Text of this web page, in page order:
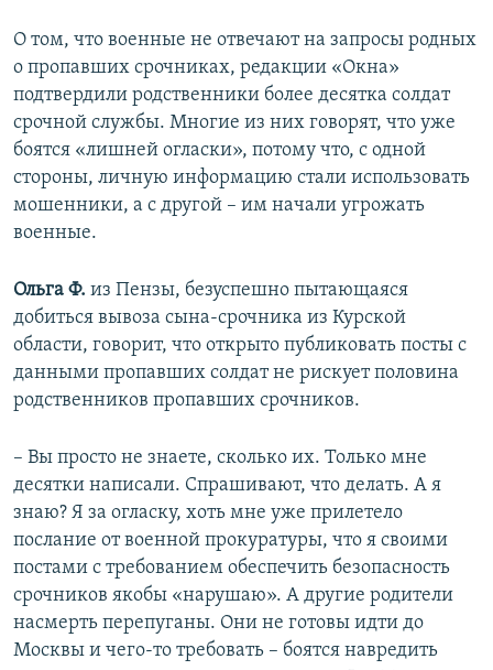
О том, что военные не отвечают на запросы родных
о пропавших срочниках, редакции «Окна»
подтвердили родственники более десятка солдат
срочной службы. Многие из них говорят, что уже
боятся «лишней огласки», потому что, с одной
стороны, личную информацию стали использовать
мошенники, а с другой – им начали угрожать
военные.
Ольга Ф. из Пензы, безуспешно пытающаяся
добиться вывоза сына-срочника из Курской
области, говорит, что открыто публиковать посты с
данными пропавших солдат не рискует половина
родственников пропавших срочников.
– Вы просто не знаете, сколько их. Только мне
десятки написали. Спрашивают, что делать. А я
знаю? Я за огласку, хоть мне уже прилетело
послание от военной прокуратуры, что я своими
постами с требованием обеспечить безопасность
срочников якобы «нарушаю». А другие родители
насмерть перепуганы. Они не готовы идти до
Москвы и чего-то требовать – боятся навредить